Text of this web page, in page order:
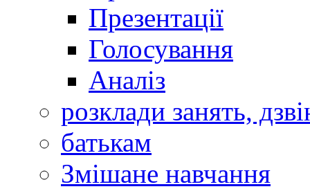
Презентації
Голосування
Аналіз
розклади занять,
батькам
Змішане навчання